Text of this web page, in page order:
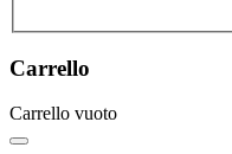
Carrello
Carrello vuoto